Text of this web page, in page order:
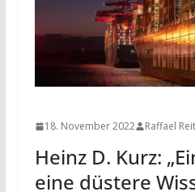
18. November 2022 Raffael
Heinz D. Kurz:
eine düstere